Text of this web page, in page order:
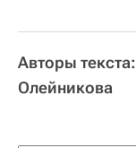
Авторы
Олейникова